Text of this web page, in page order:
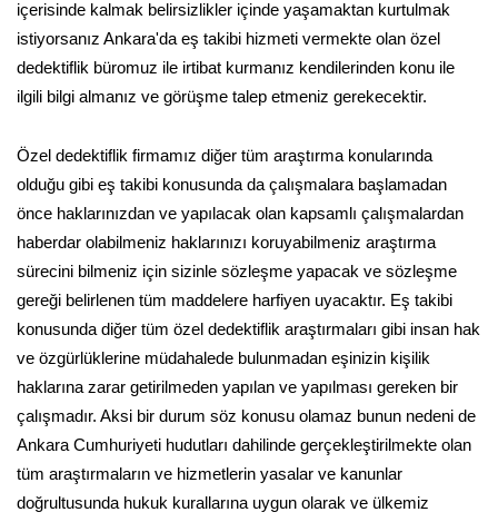
içerisinde kalmak belirsizlikler içinde yaşamaktan kurtulmak
istiyorsanız Ankara'da eş takibi hizmeti vermekte olan özel
dedektiflik büromuz ile irtibat kurmanız kendilerinden konu ile
ilgili bilgi almanız ve görüşme talep etmeniz gerekecektir.
Özel dedektiflik firmamız diğer tüm araştırma konularında
olduğu gibi eş takibi konusunda da çalışmalara başlamadan
önce haklarınızdan ve yapılacak olan kapsamlı çalışmalardan
haberdar olabilmeniz haklarınızı koruyabilmeniz araştırma
sürecini bilmeniz için sizinle sözleşme yapacak ve sözleşme
gereği belirlenen tüm maddelere harfiyen uyacaktır. Eş takibi
konusunda diğer tüm özel dedektiflik araştırmaları gibi insan hak
ve özgürlüklerine müdahalede bulunmadan eşinizin kişilik
haklarına zarar getirilmeden yapılan ve yapılması gereken bir
çalışmadır. Aksi bir durum söz konusu olamaz bunun nedeni de
Ankara Cumhuriyeti hudutları dahilinde gerçekleştirilmekte olan
tüm araştırmaların ve hizmetlerin yasalar ve kanunlar
doğrultusunda hukuk kurallarına uygun olarak ve ülkemiz